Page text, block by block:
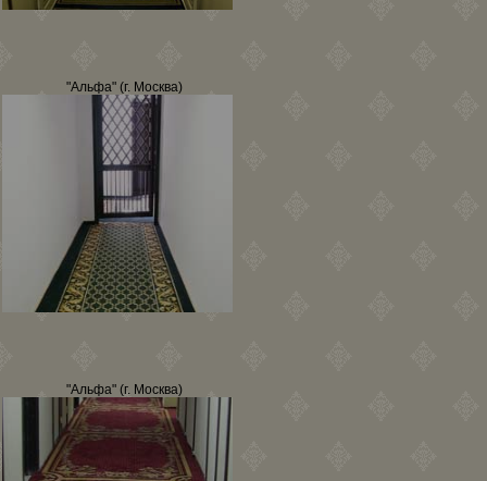
"Альфа" (г. Москва)
"Альфа" (г. Москва)